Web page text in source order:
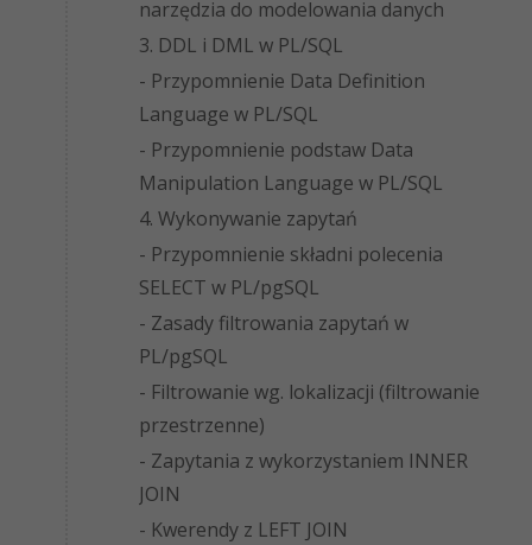
narzędzia do modelowania danych
3. DDL i DML w PL/SQL
- Przypomnienie Data Definition
Language w PL/SQL
- Przypomnienie podstaw Data
Manipulation Language w PL/SQL
4. Wykonywanie zapytań
- Przypomnienie składni polecenia
SELECT w PL/pgSQL
- Zasady filtrowania zapytań w
PL/pgSQL
- Filtrowanie wg. lokalizacji (filtrowanie
przestrzenne)
- Zapytania z wykorzystaniem INNER
JOIN
- Kwerendy z LEFT JOIN